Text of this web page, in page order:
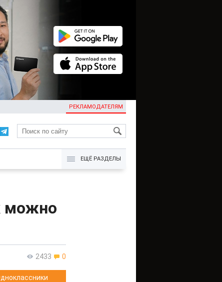
РЕКЛАМОДАТЕЛЯМ
KG
ЕЩЁ РАЗДЕЛЫ
можно
2433 0